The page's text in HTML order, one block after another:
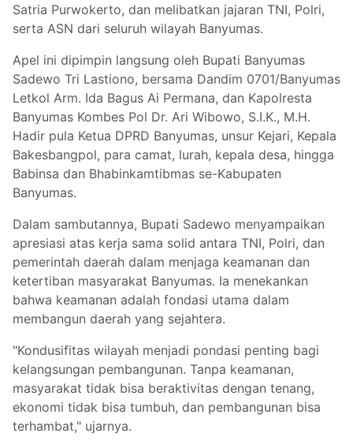
Satria Purwokerto, dan melibatkan jajaran TNI, Polri,
serta ASN dari seluruh wilayah Banyumas.
Apel ini dipimpin langsung oleh Bupati Banyumas
Sadewo Tri Lastiono, bersama Dandim 0701/Banyumas
Letkol Arm. Ida Bagus Ai Permana, dan Kapolresta
Banyumas Kombes Pol Dr. Ari Wibowo, S.I.K., M.H.
Hadir pula Ketua DPRD Banyumas, unsur Kejari, Kepala
Bakesbangpol, para camat, lurah, kepala desa, hingga
Babinsa dan Bhabinkamtibmas se-Kabupaten
Banyumas.
Dalam sambutannya, Bupati Sadewo menyampaikan
apresiasi atas kerja sama solid antara TNI, Polri, dan
pemerintah daerah dalam menjaga keamanan dan
ketertiban masyarakat Banyumas. Ia menekankan
bahwa keamanan adalah fondasi utama dalam
membangun daerah yang sejahtera.
"Kondusifitas wilayah menjadi pondasi penting bagi
kelangsungan pembangunan. Tanpa keamanan,
masyarakat tidak bisa beraktivitas dengan tenang,
ekonomi tidak bisa tumbuh, dan pembangunan bisa
terhambat," ujarnya.